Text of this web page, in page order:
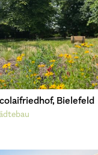
Bielefeld